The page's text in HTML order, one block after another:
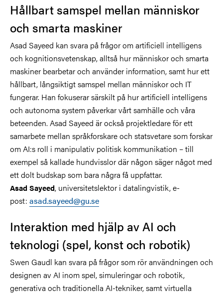
Hållbart samspel mellan människor
och smarta maskiner
Asad Sayeed kan svara på frågor om artificiell intelligens
och kognitionsvetenskap, alltså hur människor och smarta
maskiner bearbetar och använder information, samt hur ett
hållbart, långsiktigt samspel mellan människor och IT
fungerar. Han fokuserar särskilt på hur artificiell intelligens
och autonoma system påverkar vårt samhälle och våra
beteenden. Asad Sayeed är också projektledare för ett
samarbete mellan språkforskare och statsvetare som forskar
om AI:s roll i manipulativ politisk kommunikation – till
exempel så kallade hundvisslor där någon säger något med
ett dolt budskap som bara några få uppfattar.
Asad Sayeed, universitetslektor i datalingvistik, e-
post: asad.sayeed@gu.se
Interaktion med hjälp av AI och
teknologi (spel, konst och robotik)
Swen Gaudl kan svara på frågor som rör användningen och
designen av AI inom spel, simuleringar och robotik,
generativa och traditionella AI-tekniker, samt virtuella